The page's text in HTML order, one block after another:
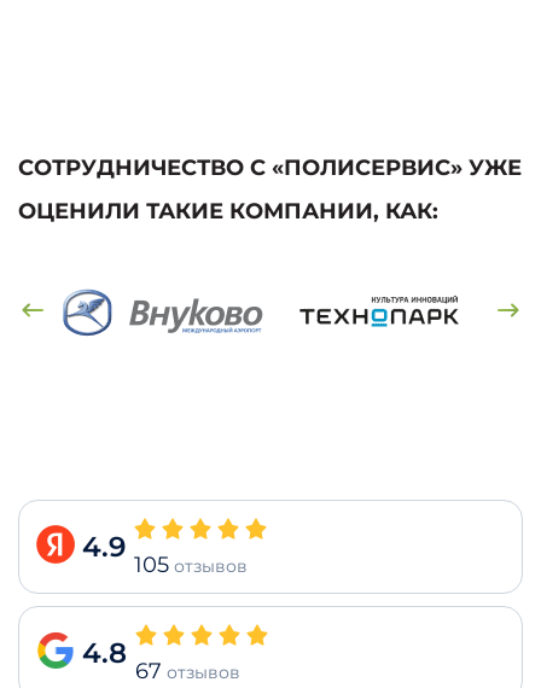
СОТРУДНИЧЕСТВО С «ПОЛИСЕРВИС» УЖЕ
ОЦЕНИЛИ ТАКИЕ КОМПАНИИ, КАК:
4.9
105 отзывов
4.8
67 отзывов